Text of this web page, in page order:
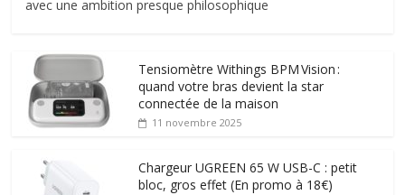
avec une ambition presque philosophique
Tensiomètre Withings BPM Vision :
quand votre bras devient la star
connectée de la maison
11 novembre 2025
Chargeur UGREEN 65 W USB-C : petit
bloc, gros effet (En promo à 18€)